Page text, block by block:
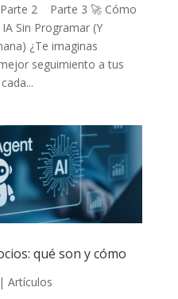
Parte 2 Parte 3 🚀 Cómo
Sin Programar (Y
¿Te imaginas
seguimiento a tus
qué son y cómo
| Artículos